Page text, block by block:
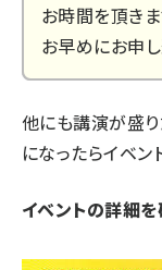
お時間を頂きま
お早めにお申し
他にも講演が盛り
になったらイベン
イベントの詳細